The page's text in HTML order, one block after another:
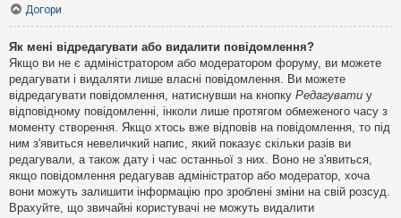
Догори
Як мені відредагувати або видалити повідомлення?
Якщо ви не є адміністратором або модератором форуму, ви можете
редагувати і видаляти лише власні повідомлення. Ви можете
відредагувати повідомлення, натиснувши на кнопку Редагувати у
відповідному повідомленні, інколи лише протягом обмеженого часу з
моменту створення. Якщо хтось вже відповів на повідомлення, то під
ним з'явиться невеличкий напис, який показує скільки разів ви
редагували, а також дату і час останньої з них. Воно не з'явиться,
якщо повідомлення редагував адміністратор або модератор, хоча
вони можуть залишити інформацію про зроблені зміни на свій розсуд.
Врахуйте, що звичайні користувачі не можуть видалити